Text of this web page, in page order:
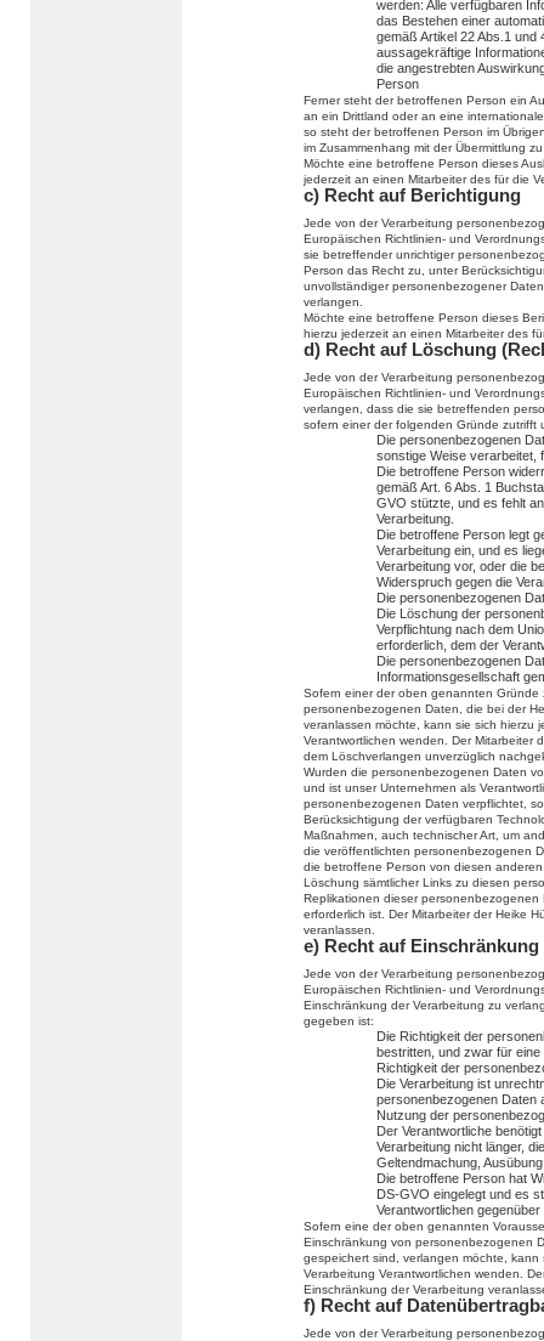
werden: Alle verfügbaren
das Bestehen einer
gemäß Artikel 22 Abs.1
aussagekräftige
die angestrebten
Person
Ferner steht der betroffenen Person ein
an ein Drittland oder an eine
so steht der betroffenen Person im
im Zusammenhang mit der Übermittlung
Möchte eine betroffene Person dieses
jederzeit an einen Mitarbeiter des für die
c) Recht auf Berichtigung
Jede von der Verarbeitung
Europäischen Richtlinien- und
sie betreffender unrichtiger
Person das Recht zu, unter
unvollständiger personenbezogener
verlangen.
Möchte eine betroffene Person dieses
hierzu jederzeit an einen Mitarbeiter des
d) Recht auf Löschung
Jede von der Verarbeitung
Europäischen Richtlinien- und
verlangen, dass die sie betreffenden
sofern einer der folgenden Gründe zutrifft
Die personenbezogenen
sonstige Weise verarbeitet,
Die betroffene Person
gemäß Art. 6 Abs. 1
GVO stützte, und es fehlt
Verarbeitung.
Die betroffene Person legt
Verarbeitung ein, und es
Verarbeitung vor, oder die
Widerspruch gegen die
Die personenbezogenen
Die Löschung der
Verpflichtung nach dem
erforderlich, dem der
Die personenbezogenen
Informationsgesellschaft
Sofern einer der oben genannten
personenbezogenen Daten, die bei der
veranlassen möchte, kann sie sich hierzu
Verantwortlichen wenden. Der Mitarbeiter
dem Löschverlangen unverzüglich
Wurden die personenbezogenen Daten
und ist unser Unternehmen als
personenbezogenen Daten verpflichtet,
Berücksichtigung der verfügbaren
Maßnahmen, auch technischer Art, um
die veröffentlichten personenbezogenen
die betroffene Person von diesen
Löschung sämtlicher Links zu diesen
Replikationen dieser
erforderlich ist. Der Mitarbeiter der Heike
veranlassen.
e) Recht auf
Jede von der Verarbeitung
Europäischen Richtlinien- und
Einschränkung der Verarbeitung zu
gegeben ist:
Die Richtigkeit der
bestritten, und zwar für
Richtigkeit der
Die Verarbeitung ist
personenbezogenen Daten
Nutzung der
Der Verantwortliche
Verarbeitung nicht länger,
Geltendmachung,
Die betroffene Person hat
DS-GVO eingelegt und es
Verantwortlichen
Sofern eine der oben genannten
Einschränkung von personenbezogenen
gespeichert sind, verlangen möchte,
Verarbeitung Verantwortlichen wenden.
Einschränkung der Verarbeitung
f) Recht auf
Jede von der Verarbeitung